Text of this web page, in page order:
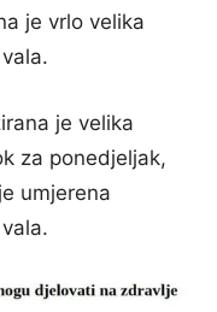
je vrlo velika
je velika
za ponedjeljak,
umjerena